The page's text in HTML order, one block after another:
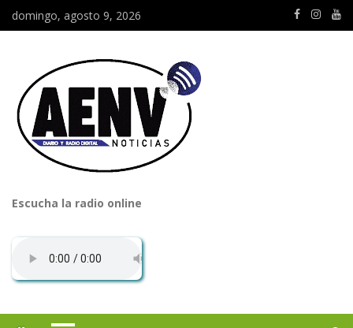
domingo, agosto 9, 2026
Escucha la radio online